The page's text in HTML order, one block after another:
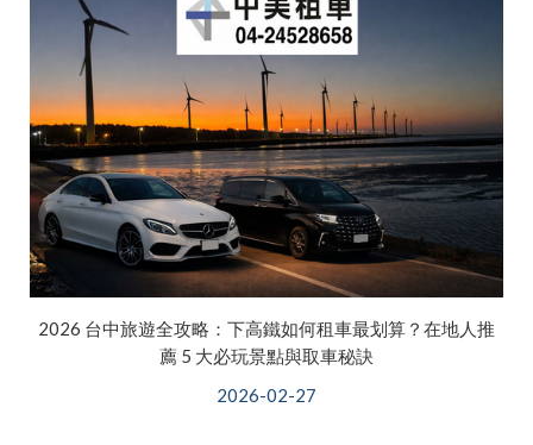
2026 台中旅遊全攻略：下高鐵如何租車最划算？在地人推
薦 5 大必玩景點與取車秘訣
2026-02-27